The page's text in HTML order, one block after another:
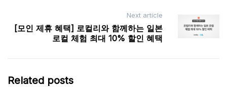
Next article
[모인 제휴 혜택] 로컬리와 함께하는 일본
로컬 체험 최대 10% 할인 혜택
Related posts